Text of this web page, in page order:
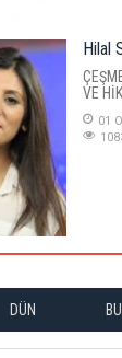
Hilal
VE
01
DÜN